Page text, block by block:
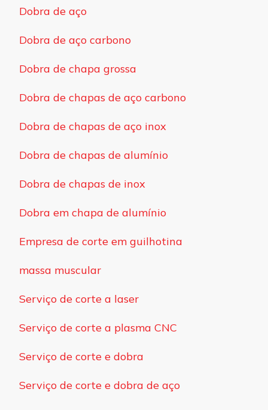
Dobra de aço
Dobra de aço carbono
Dobra de chapa grossa
Dobra de chapas de aço carbono
Dobra de chapas de aço inox
Dobra de chapas de alumínio
Dobra de chapas de inox
Dobra em chapa de alumínio
Empresa de corte em guilhotina
massa muscular
Serviço de corte a laser
Serviço de corte a plasma CNC
Serviço de corte e dobra
Serviço de corte e dobra de aço